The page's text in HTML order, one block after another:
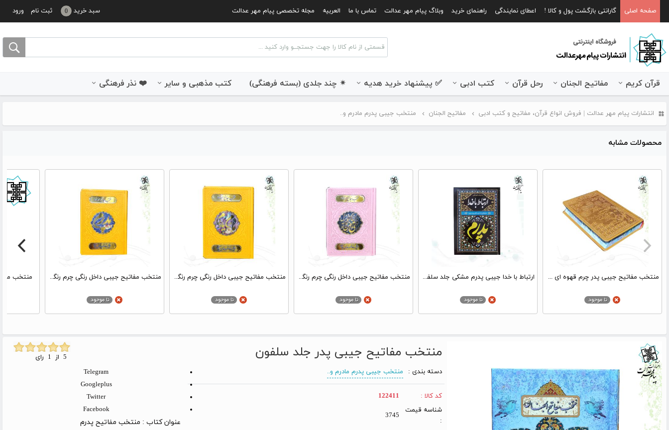
ورود ثبت نام سبد خرید 0 صفحه اصلی گارانتی بازگشت پول و کالا ! اعطای نمایندگی راهنمای خرید وبلاگ پیام مهر عدالت تماس با ما العربیه مجله تخصصی پیام مهر عدالت
قرآن کریم مفاتیح الجنان رحل قرآن کتب ادبی ✅ پیشنهاد خرید هدیه ✴ چند جلدی (بسته فرهنگی) کتب مذهبی و سایر ❤️ نذر فرهنگی
انتشارات پیام مهر عدالت | فروش انواع قرآن، مفاتیح و کتب ادبی مفاتیح الجنان منتخب جیبی پدرم مادرم و..
محصولات مشابه
منتخب مفاتیح جیبی پدر چرم قهوه ای مدل لبچاپ ارتباط با خدا جیبی پدرم مشکی جلد سلفون منتخب مفاتیح جیبی داخل رنگی چرم رنگی طرح شعر عمومی پلاک دار منتخب مفاتیح جیبی داخل رنگی چرم رنگی طرح پدرم مادرم پلاک دار منتخب مفاتیح جیبی داخل رنگی چرم رنگی طرح پدرم پلاک دار منتخب
منتخب مفاتیح جیبی پدر جلد سلفون
دسته بندی :
منتخب جیبی پدرم مادرم و..
کد کالا :
122411
شناسه قیمت
:
3745
Telegram
Googleplus
Twitter
Facebook
عنوان کتاب : منتخب مفاتیح پدرم